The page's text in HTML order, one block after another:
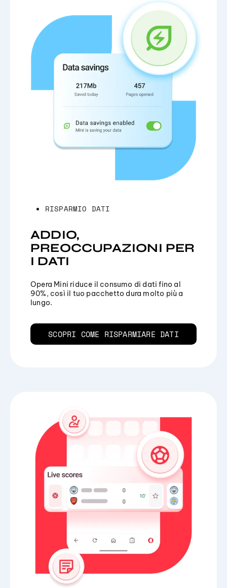
RISPARMIO DATI
ADDIO,
PREOCCUPAZIONI PER
I DATI
Opera Mini riduce il consumo di dati fino al
90%, così il tuo pacchetto dura molto più a
lungo.
SCOPRI COME RISPARMIARE DATI